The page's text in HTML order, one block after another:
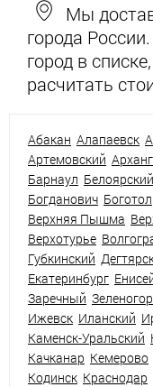
Мы
города
город в
расчитать
Абакан Алапаевск
Артемовский
Барнаул Белоярский
Богданович Боготол
Верхняя Пышма
Верхотурье
Губкинский
Екатеринбург
Заречный
Ижевск Иланский
Каменск-Уральский
Качканар Кемерово
Кодинск Краснодар